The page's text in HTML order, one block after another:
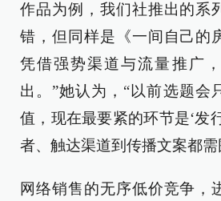
作品为例，我们社推出的系
错，但同样是《一间自己的
凭借强势渠道与流量推广
出。”她认为，“以前选题会
值，现在最要紧的环节是‘发
者、触达渠道到传播文案都
网络销售的无序低价竞争，